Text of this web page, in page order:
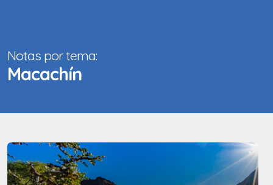
Notas por tema:
Macachín